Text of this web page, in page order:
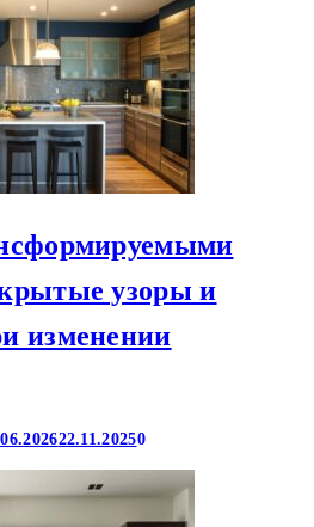
узоры и
изменении
22.11.20250